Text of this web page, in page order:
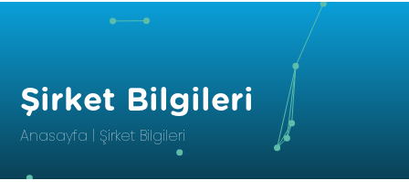
Şirket Bilgileri
Anasayfa Şirket Bilgileri